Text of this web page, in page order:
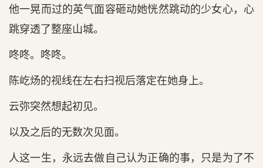
他一晃而过的英气面容砸动她恍然跳动的少女心，心
跳穿透了整座山城。
咚咚。咚咚。
陈屹炀的视线在左右扫视后落定在她身上。
云弥突然想起初见。
以及之后的无数次见面。
人这一生，永远去做自己认为正确的事，只是为了不